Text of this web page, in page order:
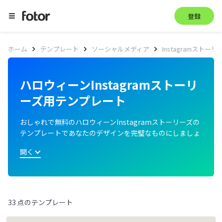
登録
ホーム テンプレート ソーシャルメディア Instagramストーリ
ハロウィーンInstagramストーリ
ーズ用テンプレート
おしゃれで無料のハロウィーンInstagramストーリーズの
テンプレートであなたのデザインを完璧なものにしましょ
を見て、最適なものを選び、実際のニーズに合わせてカス
開く
33 点のテンプレート